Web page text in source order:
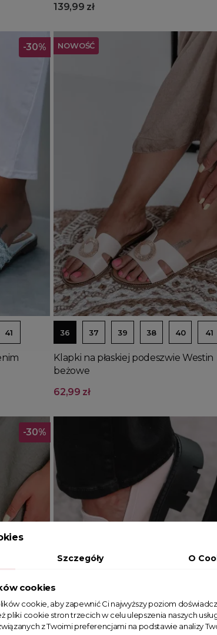
139,99 zł
Dodaj do koszyka
41
-30%
36 37 39 38 40 41
Klapki na płaskiej podeszwie Westin
beżowe
62,99 zł
NOWOŚĆ
-30%
Szczegóły O
cookies
cookie, aby zapewnić Ci najwyższy poziom
pliki cookie stron trzecich w celu ulepszenia naszych
z Twoimi preferencjami na podstawie analizy